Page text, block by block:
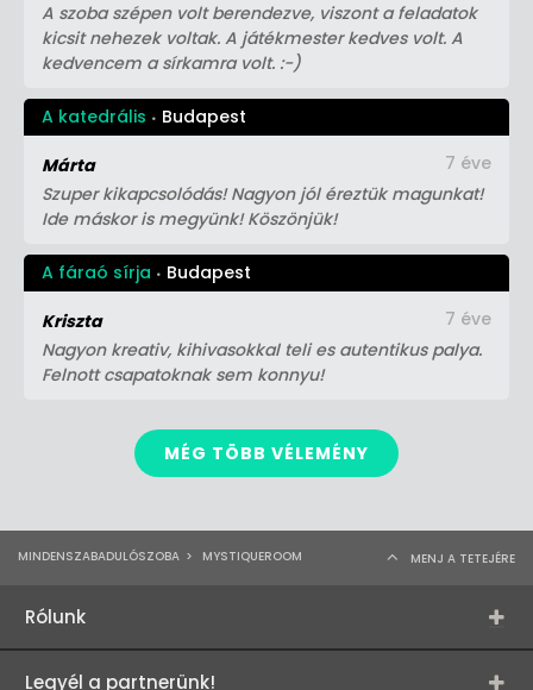
A szoba szépen volt berendezve, viszont a feladatok
kicsit nehezek voltak. A játékmester kedves volt. A
kedvencem a sírkamra volt. :-)
A katedrális Budapest
Márta
Szuper kikapcsolódás! Nagyon jól éreztük magunkat!
Ide máskor is megyünk! Köszönjük!
7 éve
A fáraó sírja Budapest
Kriszta
Nagyon kreativ, kihivasokkal teli es autentikus palya.
Felnott csapatoknak sem konnyu!
7 éve
MÉG TÖBB VÉLEMÉNY
MINDENSZABADULÓSZOBA > MYSTIQUEROOM MENJ A TETEJÉRE
Rólunk
Legyél a partnerünk!